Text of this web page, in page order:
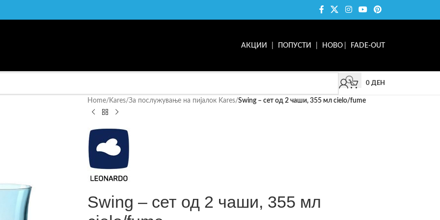
АКЦИИ ПОПУСТИ НОВО FADE-OUT
0 ДЕН
Home/ Kares/За послужување на пијалок Kares/Swing – сет од 2 чаши, 355 мл cielo/fume
Swing – сет од 2 чаши, 355 мл